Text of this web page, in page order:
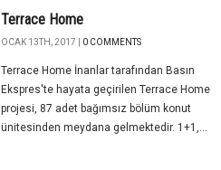
Terrace Home
OCAK 13TH, 2017 | 0 COMMENTS
Terrace Home İnanlar tarafından Basın
Ekspres'te hayata geçirilen Terrace Home
projesi, 87 adet bağımsız bölüm konut
ünitesinden meydana gelmektedir. 1+1,...